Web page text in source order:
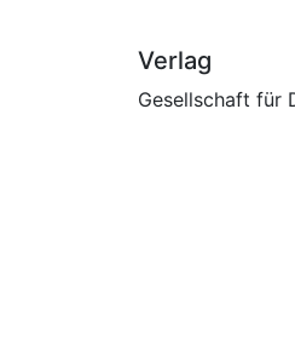
Verlag
Gesellschaft für